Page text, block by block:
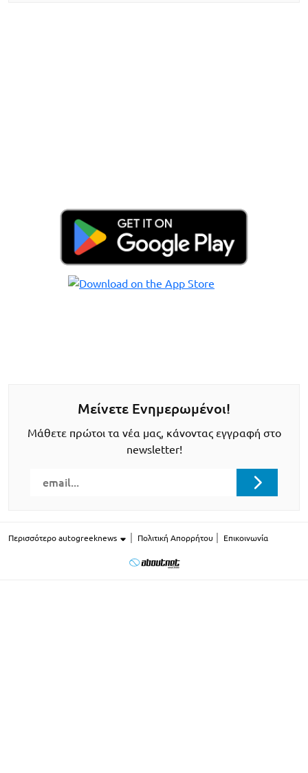
Μείνετε Ενημερωμένοι!
Μάθετε πρώτοι τα νέα μας, κάνοντας εγγραφή στο
newsletter!
Περισσότερο autogreeknews Πολιτική Απορρήτου Επικοινωνία